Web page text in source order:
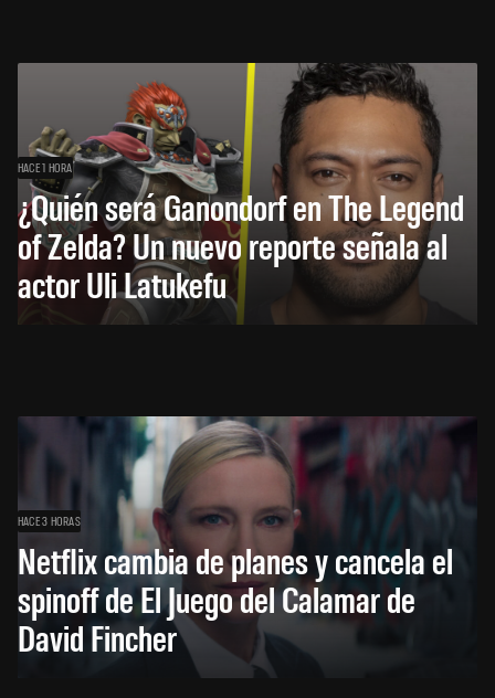
HACE 1 HORA
¿Quién será Ganondorf en The Legend
of Zelda? Un nuevo reporte señala al
actor Uli Latukefu
HACE 3 HORAS
Netflix cambia de planes y cancela el
spinoff de El Juego del Calamar de
David Fincher